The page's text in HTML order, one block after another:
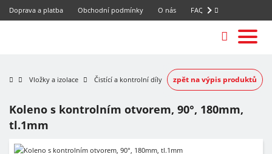
Doprava a platba Obchodní podmínky O nás FAQ
Vložky a izolace Čistící a kontrolní díly zpět na výpis produktů
Koleno s kontrolním otvorem, 90°, 180mm,
tl.1mm